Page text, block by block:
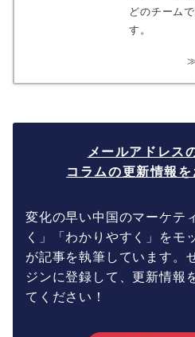
どのチーム
す。
メールアドレス
コラムの更新情報を
変化の早い中国のマーケテ
く」「わかりやすく」をモ
が記事を執筆しています。
ジンに登録して、更新情報
てください！